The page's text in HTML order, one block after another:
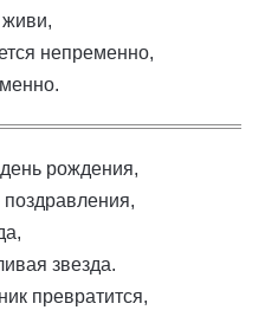
живи,
непременно,
рождения,
звезда.
превратится,